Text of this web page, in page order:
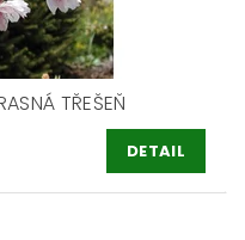
TŘEŠEŇ
DETAIL